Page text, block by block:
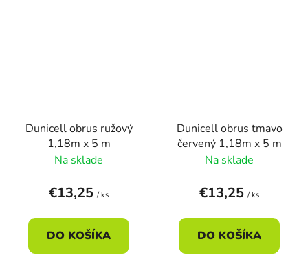
Dunicell obrus ružový
1,18m x 5 m
Na sklade
€13,25 / ks
DO KOŠÍKA
Dunicell obrus tmavo
červený 1,18m x 5 m
Na sklade
€13,25 / ks
DO KOŠÍKA